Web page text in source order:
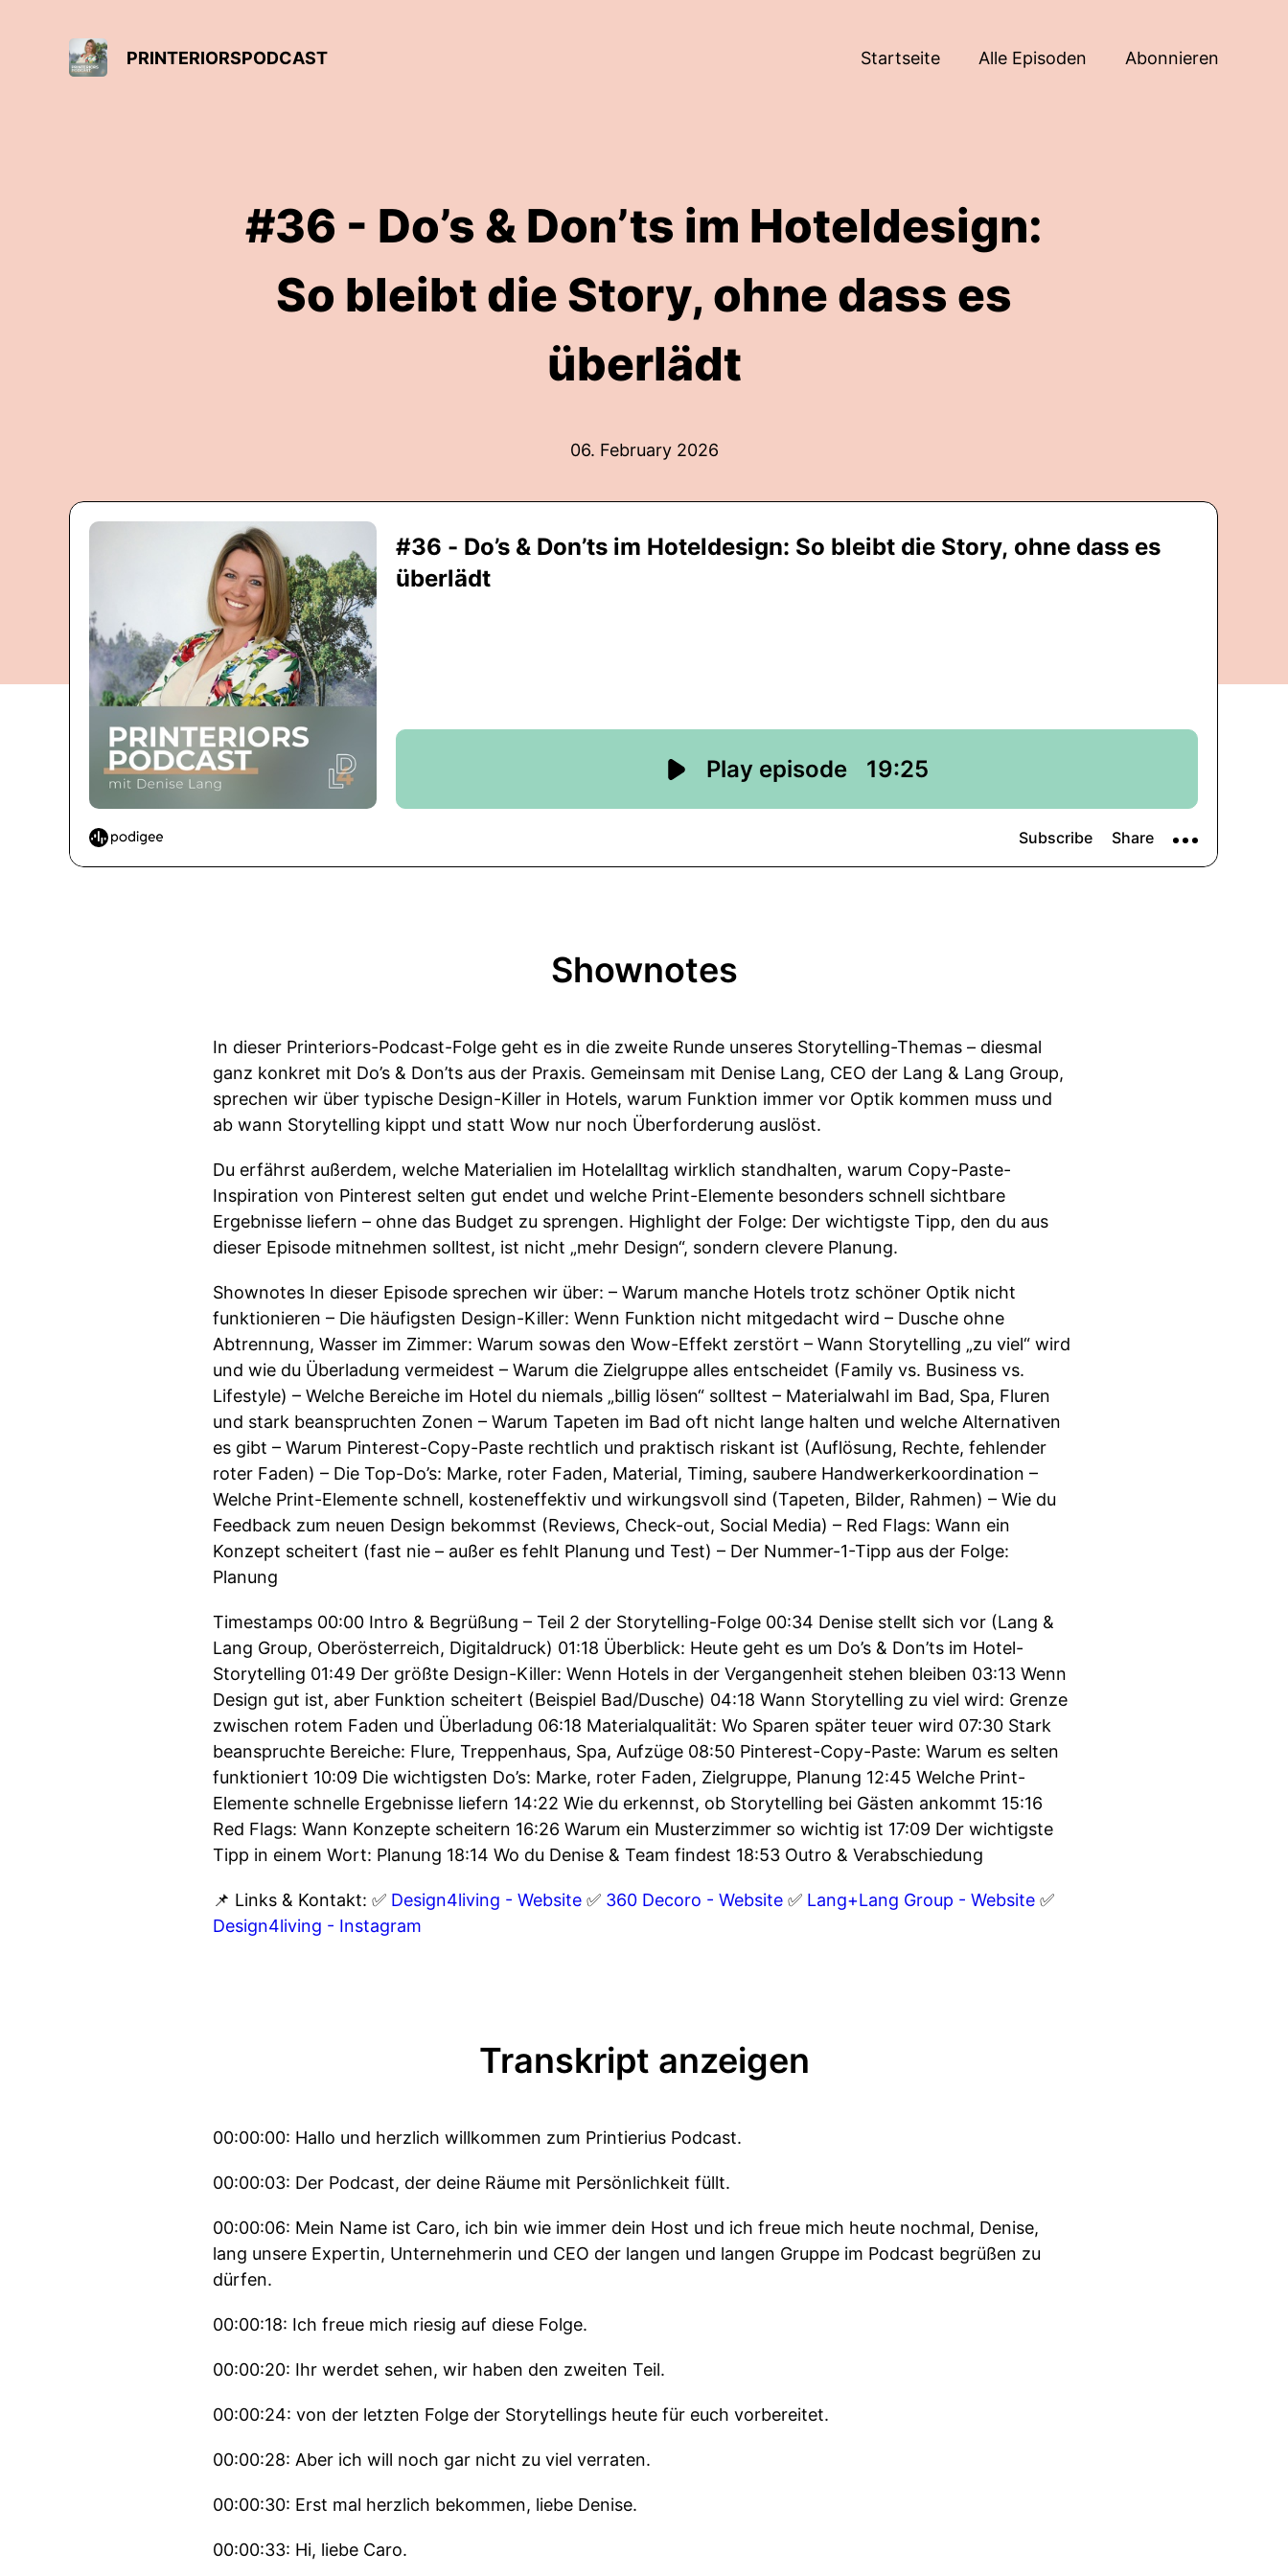
PRINTERIORSPODCAST Startseite Alle Episoden Abonnieren
#36 - Do’s & Don’ts im Hoteldesign:
So bleibt die Story, ohne dass es
überlädt
06. February 2026
Shownotes
In dieser Printeriors-Podcast-Folge geht es in die zweite Runde unseres Storytelling-Themas – diesmal
ganz konkret mit Do’s & Don’ts aus der Praxis. Gemeinsam mit Denise Lang, CEO der Lang & Lang Group,
sprechen wir über typische Design-Killer in Hotels, warum Funktion immer vor Optik kommen muss und
ab wann Storytelling kippt und statt Wow nur noch Überforderung auslöst.
Du erfährst außerdem, welche Materialien im Hotelalltag wirklich standhalten, warum Copy-Paste-
Inspiration von Pinterest selten gut endet und welche Print-Elemente besonders schnell sichtbare
Ergebnisse liefern – ohne das Budget zu sprengen. Highlight der Folge: Der wichtigste Tipp, den du aus
dieser Episode mitnehmen solltest, ist nicht „mehr Design“, sondern clevere Planung.
Shownotes In dieser Episode sprechen wir über: – Warum manche Hotels trotz schöner Optik nicht
funktionieren – Die häufigsten Design-Killer: Wenn Funktion nicht mitgedacht wird – Dusche ohne
Abtrennung, Wasser im Zimmer: Warum sowas den Wow-Effekt zerstört – Wann Storytelling „zu viel“ wird
und wie du Überladung vermeidest – Warum die Zielgruppe alles entscheidet (Family vs. Business vs.
Lifestyle) – Welche Bereiche im Hotel du niemals „billig lösen“ solltest – Materialwahl im Bad, Spa, Fluren
und stark beanspruchten Zonen – Warum Tapeten im Bad oft nicht lange halten und welche Alternativen
es gibt – Warum Pinterest-Copy-Paste rechtlich und praktisch riskant ist (Auflösung, Rechte, fehlender
roter Faden) – Die Top-Do’s: Marke, roter Faden, Material, Timing, saubere Handwerkerkoordination –
Welche Print-Elemente schnell, kosteneffektiv und wirkungsvoll sind (Tapeten, Bilder, Rahmen) – Wie du
Feedback zum neuen Design bekommst (Reviews, Check-out, Social Media) – Red Flags: Wann ein
Konzept scheitert (fast nie – außer es fehlt Planung und Test) – Der Nummer-1-Tipp aus der Folge:
Planung
Timestamps 00:00 Intro & Begrüßung – Teil 2 der Storytelling-Folge 00:34 Denise stellt sich vor (Lang &
Lang Group, Oberösterreich, Digitaldruck) 01:18 Überblick: Heute geht es um Do’s & Don’ts im Hotel-
Storytelling 01:49 Der größte Design-Killer: Wenn Hotels in der Vergangenheit stehen bleiben 03:13 Wenn
Design gut ist, aber Funktion scheitert (Beispiel Bad/Dusche) 04:18 Wann Storytelling zu viel wird: Grenze
zwischen rotem Faden und Überladung 06:18 Materialqualität: Wo Sparen später teuer wird 07:30 Stark
beanspruchte Bereiche: Flure, Treppenhaus, Spa, Aufzüge 08:50 Pinterest-Copy-Paste: Warum es selten
funktioniert 10:09 Die wichtigsten Do’s: Marke, roter Faden, Zielgruppe, Planung 12:45 Welche Print-
Elemente schnelle Ergebnisse liefern 14:22 Wie du erkennst, ob Storytelling bei Gästen ankommt 15:16
Red Flags: Wann Konzepte scheitern 16:26 Warum ein Musterzimmer so wichtig ist 17:09 Der wichtigste
Tipp in einem Wort: Planung 18:14 Wo du Denise & Team findest 18:53 Outro & Verabschiedung
📌 Links & Kontakt: ✅ Design4living - Website ✅ 360 Decoro - Website ✅ Lang+Lang Group - Website ✅
Design4living - Instagram
Transkript anzeigen
00:00:00: Hallo und herzlich willkommen zum Printierius Podcast.
00:00:03: Der Podcast, der deine Räume mit Persönlichkeit füllt.
00:00:06: Mein Name ist Caro, ich bin wie immer dein Host und ich freue mich heute nochmal, Denise,
lang unsere Expertin, Unternehmerin und CEO der langen und langen Gruppe im Podcast begrüßen zu
dürfen.
00:00:18: Ich freue mich riesig auf diese Folge.
00:00:20: Ihr werdet sehen, wir haben den zweiten Teil.
00:00:24: von der letzten Folge der Storytellings heute für euch vorbereitet.
00:00:28: Aber ich will noch gar nicht zu viel verraten.
00:00:30: Erst mal herzlich bekommen, liebe Denise.
00:00:33: Hi, liebe Caro.